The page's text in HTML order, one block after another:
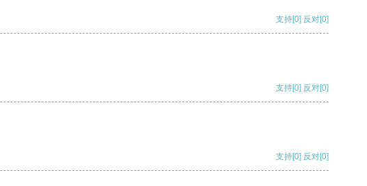
支持[0] 反对[0]
支持[0] 反对[0]
支持[0] 反对[0]